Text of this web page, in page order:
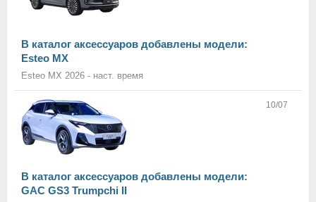
В каталог аксессуаров добавлены модели:
Esteo MX
Esteo MX 2026 - наст. время
10/07
В каталог аксессуаров добавлены модели:
GAC GS3 Trumpchi II